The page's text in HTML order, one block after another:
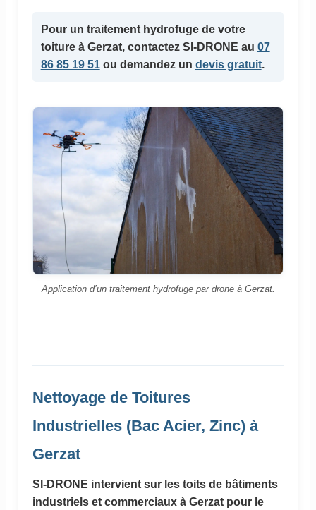
Pour un traitement hydrofugede votre
toiture à Gerzat, contactez SI-DRONE au 07
86 85 19 51ou demandez un devis gratuit.
Application d’un traitement hydrofuge par drone à Gerzat.
Nettoyage de Toitures
Industrielles (Bac Acier, Zinc) à
Gerzat
SI-DRONE intervient sur les toits de bâtiments
industriels et commerciaux à Gerzat pour le